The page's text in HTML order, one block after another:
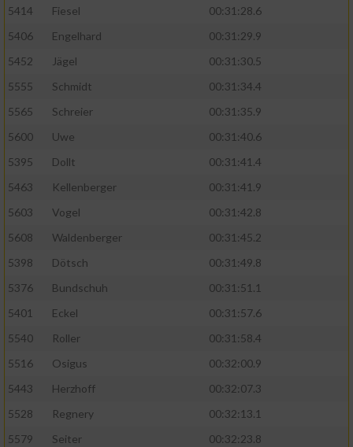
5414
Fiesel
00:31:28.6
5406
Engelhard
00:31:29.9
5452
Jägel
00:31:30.5
5555
Schmidt
00:31:34.4
5565
Schreier
00:31:35.9
5600
Uwe
00:31:40.6
5395
Dollt
00:31:41.4
5463
Kellenberger
00:31:41.9
5603
Vogel
00:31:42.8
5608
Waldenberger
00:31:45.2
5398
Dötsch
00:31:49.8
5376
Bundschuh
00:31:51.1
5401
Eckel
00:31:57.6
5540
Roller
00:31:58.4
5516
Osigus
00:32:00.9
5443
Herzhoff
00:32:07.3
5528
Regnery
00:32:13.1
5579
Seiter
00:32:23.8